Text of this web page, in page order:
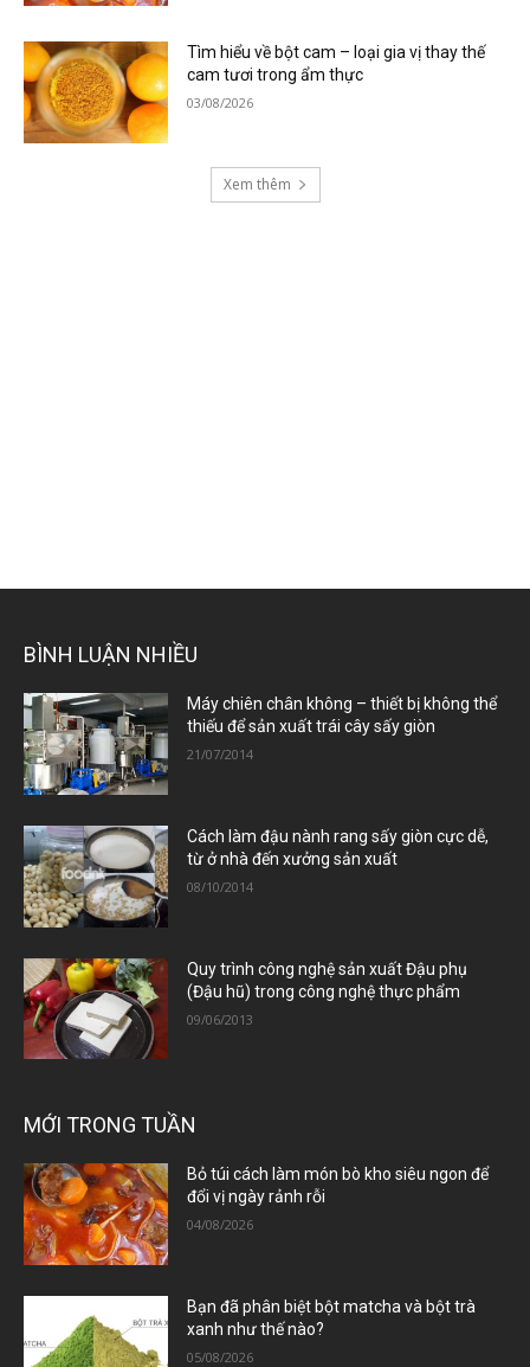
Tìm hiểu về bột cam – loại gia vị thay thế
cam tươi trong ẩm thực
03/08/2026
Xem thêm
BÌNH LUẬN NHIỀU
Máy chiên chân không – thiết bị không thể
thiếu để sản xuất trái cây sấy giòn
21/07/2014
Cách làm đậu nành rang sấy giòn cực dễ,
từ ở nhà đến xưởng sản xuất
08/10/2014
Quy trình công nghệ sản xuất Đậu phụ
(Đậu hũ) trong công nghệ thực phẩm
09/06/2013
MỚI TRONG TUẦN
Bỏ túi cách làm món bò kho siêu ngon để
đổi vị ngày rảnh rỗi
04/08/2026
Bạn đã phân biệt bột matcha và bột trà
xanh như thế nào?
05/08/2026